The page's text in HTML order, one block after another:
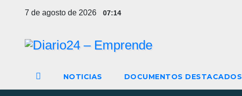
7 de agosto de 2026 07:14
NOTICIAS DOCUMENTOS DESTACADOS